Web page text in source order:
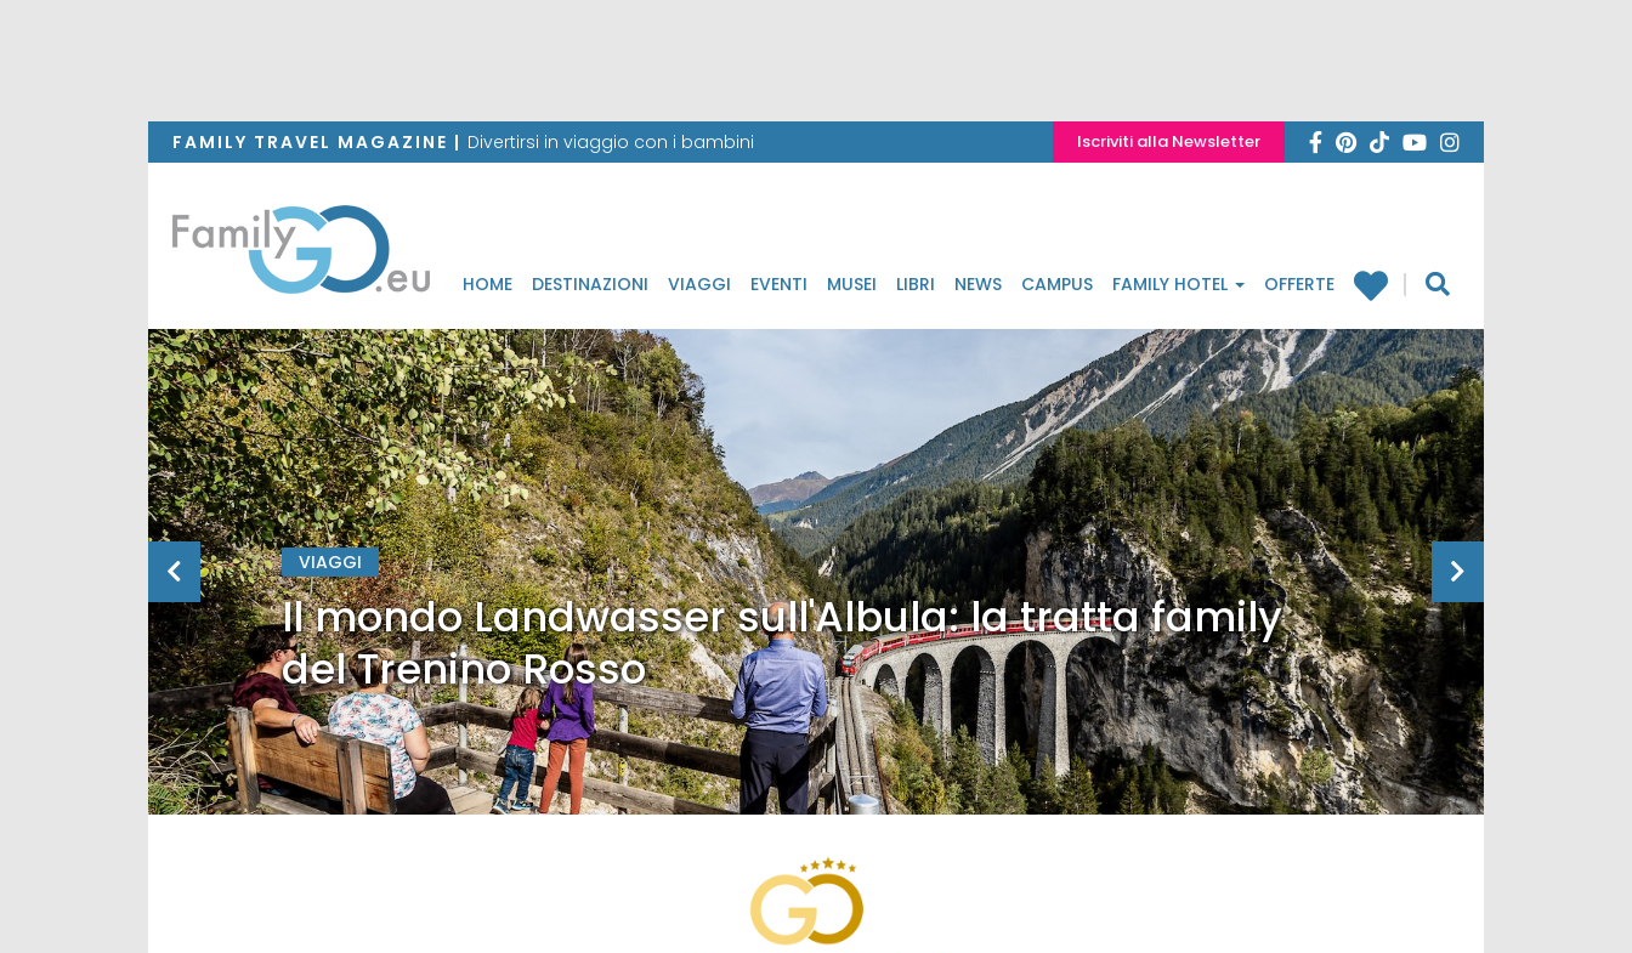
FAMILY TRAVEL MAGAZINE | Divertirsi in viaggio con i bambini Iscriviti alla Newsletter
HOME DESTINAZIONI VIAGGI EVENTI MUSEI LIBRI NEWS CAMPUS FAMILY HOTEL OFFERTE
VIAGGI
Il mondo Landwasser sull'Albula: la tratta family
del Trenino Rosso